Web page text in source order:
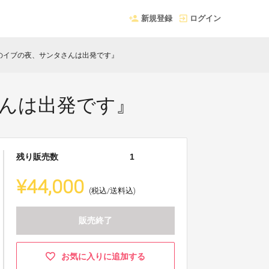
新規登録 ログイン
ブの夜、サンタさんは出発です』
出発です』
残り販売数 1
¥44,000 (税込/送料込)
販売終了
お気に入りに追加する